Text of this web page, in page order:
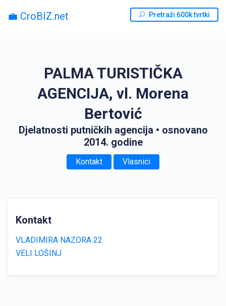
💼 CroBIZ.net Pretraži 600k tvrtki
PALMA TURISTIČKA
AGENCIJA, vl. Morena
Bertović
Djelatnosti putničkih agencija • osnovano
2014. godine
Kontakt Vlasnici
Kontakt
VLADIMIRA NAZORA 22
VELI LOŠINJ